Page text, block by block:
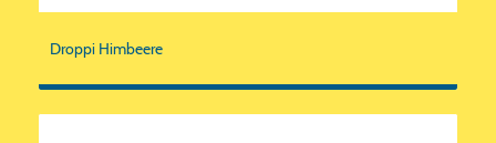
Droppi Himbeere